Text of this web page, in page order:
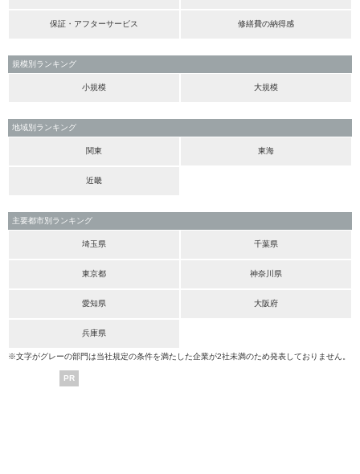
保証・アフターサービス 修繕費の納得感
規模別ランキング
小規模 大規模
地域別ランキング
関東 東海
近畿
主要都市別ランキング
埼玉県 千葉県
東京都 神奈川県
愛知県 大阪府
兵庫県
※文字がグレーの部門は当社規定の条件を満たした企業が2社未満のため発表しておりません。
PR